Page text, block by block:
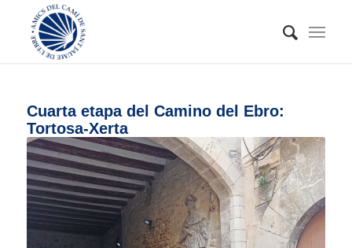
Cuarta etapa del Camino del Ebro:
Tortosa-Xerta